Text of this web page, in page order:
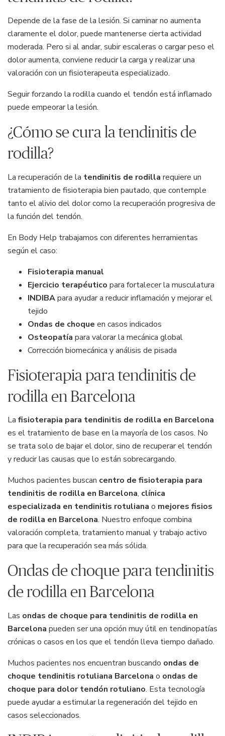
Depende de la fase de la lesión. Si caminar no aumenta
claramente el dolor, puede mantenerse cierta actividad
moderada. Pero si al andar, subir escaleras o cargar peso el
dolor aumenta, conviene reducir la carga y realizar una
valoración con un fisioterapeuta especializado.
Seguir forzando la rodilla cuando el tendón está inflamado
puede empeorar la lesión.
¿Cómo se cura la tendinitis de
rodilla?
La recuperación de la tendinitis de rodilla requiere un
tratamiento de fisioterapia bien pautado, que contemple
tanto el alivio del dolor como la recuperación progresiva de
la función del tendón.
En Body Help trabajamos con diferentes herramientas
según el caso:
Fisioterapia manual
Ejercicio terapéutico para fortalecer la musculatura
INDIBApara ayudar a reducir inflamación y mejorar el
tejido
Ondas de choque en casos indicados
Osteopatía para valorar la mecánica global
Corrección biomecánica y análisis de pisada
Fisioterapia para tendinitis de
rodilla en Barcelona
La fisioterapia para tendinitis de rodilla en Barcelona
es el tratamiento de base en la mayoría de los casos. No
se trata solo de bajar el dolor, sino de recuperar el tendón
y reducir las causas que lo están sobrecargando.
Muchos pacientes buscan centro de fisioterapia para
tendinitis de rodilla en Barcelona, clínica
especializada en tendinitis rotuliana o mejores fisios
de rodilla en Barcelona. Nuestro enfoque combina
valoración completa, tratamiento manual y trabajo activo
para que la recuperación sea más sólida.
Ondas de choque para tendinitis
de rodilla en Barcelona
Las ondas de choque para tendinitis de rodilla en
Barcelona pueden ser una opción muy útil en tendinopatías
crónicas o casos en los que el tendón lleva tiempo dañado.
Muchos pacientes nos encuentran buscando ondas de
choque tendinitis rotuliana Barcelona o ondas de
choque para dolor tendón rotuliano. Esta tecnología
puede ayudar a estimular la regeneración del tejido en
casos seleccionados.